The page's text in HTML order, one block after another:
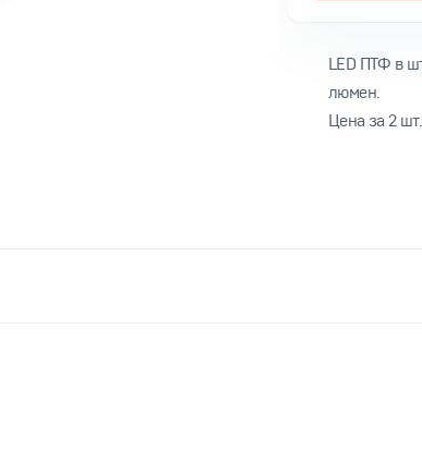
LED ПТФ в
люмен.
Цена за 2 шт.